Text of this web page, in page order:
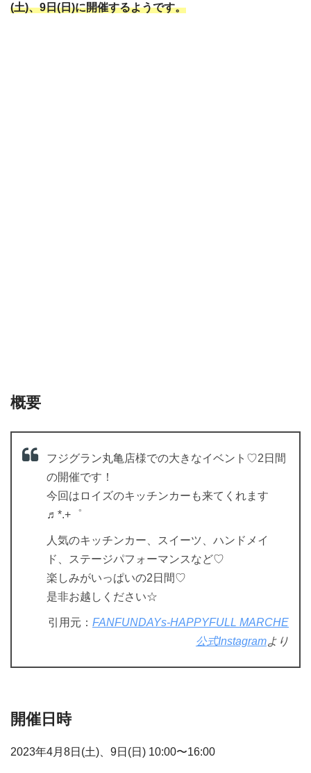
(土)、9日(日)に開催するようです。
概要
フジグラン丸亀店様での大きなイベント♡2日間
の開催です！
今回はロイズのキッチンカーも来てくれます
♬*.+゜
人気のキッチンカー、スイーツ、ハンドメイ
ド、ステージパフォーマンスなど♡
楽しみがいっぱいの2日間♡
是非お越しください☆
引用元： FANFUNDAYs-HAPPYFULL MARCHE
公式Instagramより
開催日時
2023年4月8日(土)、9日(日) 10:00〜16:00